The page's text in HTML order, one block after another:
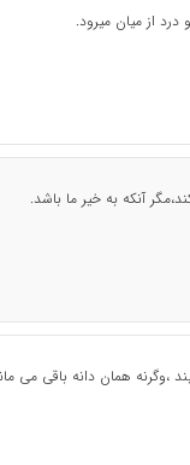
از میان میرود.
آنکه به خیر ما باشد.
،وگرنه همان دانه باقی می